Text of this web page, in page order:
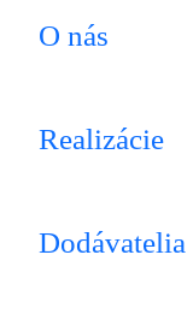
O nás
Realizácie
Dodávatelia